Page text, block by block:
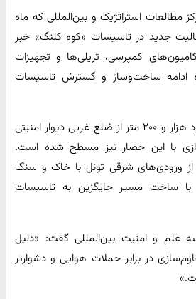
مطالعات استراتژیک و بین‌المللی که ماه
جدید در تاسیسات «کوه کلنگ» خبر
کمپرسی، تریلی‌ها و تجهیزات
ادامه ساخت‌وساز و گسترش تاسیسات
از پایان ژوئن تاکنون، حدود هزار و ۲۰۰ متر از ضلع غربی دیوار امنیتی
با این حصار نیز مسطح شده است.
ورودی‌های شرقی تونل با خاک و سنگ
ساخت مسیر جایگزین به تاسیسات
علم و امنیت بین‌المللی گفت: «دلیل
در برابر حملات هوایی و دشوارتر